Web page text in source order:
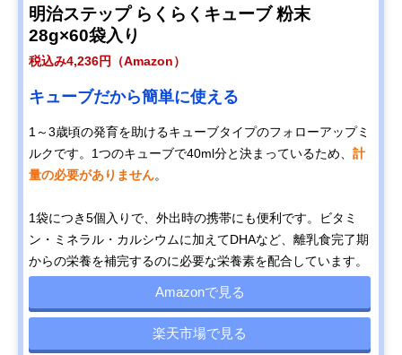
明治ステップ らくらくキューブ 粉末
28g×60袋入り
税込み4,236円（Amazon）
キューブだから簡単に使える
1～3歳頃の発育を助けるキューブタイプのフォローアップミ
ルクです。1つのキューブで40ml分と決まっているため、 計
量の必要がありません。
1袋につき5個入りで、外出時の携帯にも便利です。ビタミ
ン・ミネラル・カルシウムに加えてDHAなど、離乳食完了期
からの栄養を補完するのに必要な栄養素を配合しています。
Amazonで見る
楽天市場で見る